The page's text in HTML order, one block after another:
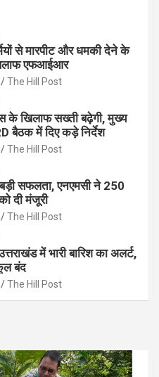
से मारपीट और धमकी देने के
एफआईआर
The Hill Post
के खिलाफ सख्ती बढ़ेगी, मुख्य
बैठक में दिए कड़े निर्देश
The Hill Post
बड़ी सफलता, एनएमसी ने 250
दी मंजूरी
The Hill Post
में भारी बारिश का अलर्ट,
बंद
The Hill Post